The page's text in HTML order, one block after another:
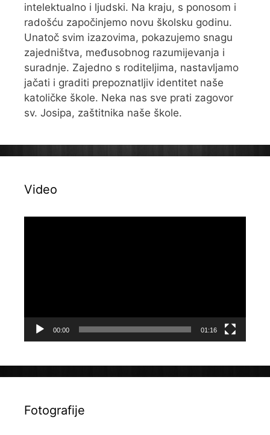
intelektualno i ljudski. Na kraju, s ponosom i
radošću započinjemo novu školsku godinu.
Unatoč svim izazovima, pokazujemo snagu
zajedništva, međusobnog razumijevanja i
suradnje. Zajedno s roditeljima, nastavljamo
jačati i graditi prepoznatljiv identitet naše
katoličke škole. Neka nas sve prati zagovor
sv. Josipa, zaštitnika naše škole.
Video
00:00 01:16
Fotografije